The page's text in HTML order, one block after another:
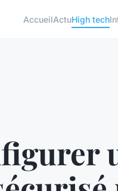
AccueilActuHigh tech